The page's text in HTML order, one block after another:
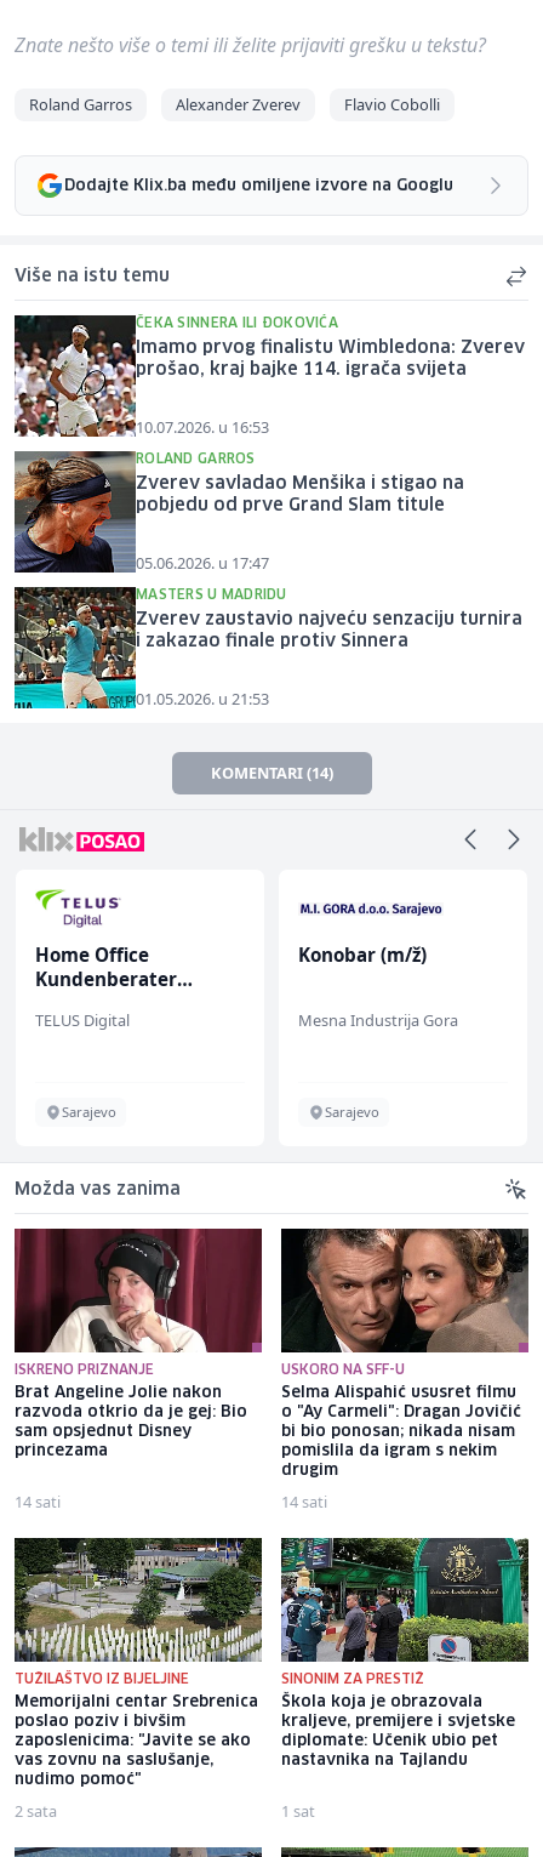
Znate nešto više o temi ili želite prijaviti grešku u tekstu?
Roland Garros Alexander Zverev Flavio Cobolli
Dodajte Klix.ba među omiljene izvore na Googlu
Više na istu temu
ČEKA SINNERA ILI ĐOKOVIĆA
Imamo prvog finalistu Wimbledona: Zverev
prošao, kraj bajke 114. igrača svijeta
10.07.2026. u 16:53
ROLAND GARROS
Zverev savladao Menšika i stigao na
pobjedu od prve Grand Slam titule
05.06.2026. u 17:47
MASTERS U MADRIDU
Zverev zaustavio najveću senzaciju turnira
i zakazao finale protiv Sinnera
01.05.2026. u 21:53
KOMENTARI (14)
Home Office
Kundenberater
renommiertes
TELUS Digital
Sarajevo
Konobar (m/ž)
Mesna Industrija Gora
Sarajevo
Možda vas zanima
ISKRENO PRIZNANJE
Brat Angeline Jolie nakon
razvoda otkrio da je gej: Bio
sam opsjednut Disney
princezama
14 sati
USKORO NA SFF-U
Selma Alispahić ususret filmu
o "Ay Carmeli": Dragan Jovičić
bi bio ponosan; nikada nisam
pomislila da igram s nekim
drugim
14 sati
TUŽILAŠTVO IZ BIJELJINE
Memorijalni centar Srebrenica
poslao poziv i bivšim
zaposlenicima: "Javite se ako
vas zovnu na saslušanje,
nudimo pomoć"
2 sata
SINONIM ZA PRESTIŽ
Škola koja je obrazovala
kraljeve, premijere i svjetske
diplomate: Učenik ubio pet
nastavnika na Tajlandu
1 sat